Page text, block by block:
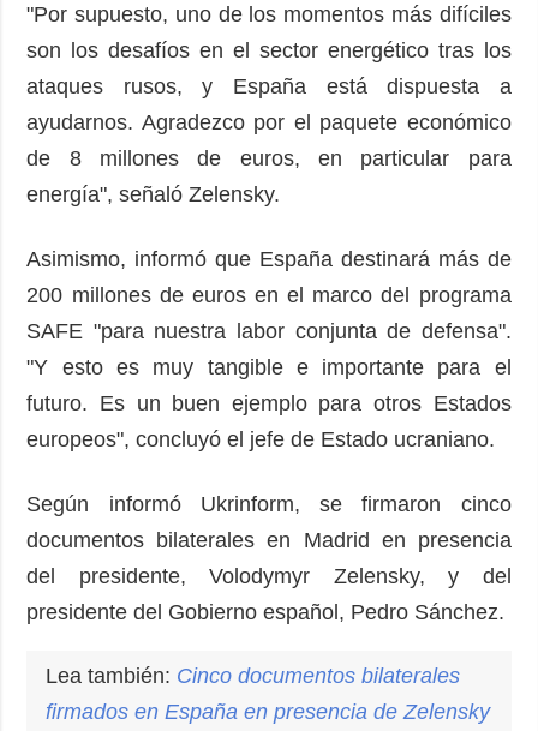
"Por supuesto, uno de los momentos más difíciles
son los desafíos en el sector energético tras los
ataques rusos, y España está dispuesta a
ayudarnos. Agradezco por el paquete económico
de 8 millones de euros, en particular para
energía", señaló Zelensky.
Asimismo, informó que España destinará más de
200 millones de euros en el marco del programa
SAFE "para nuestra labor conjunta de defensa".
"Y esto es muy tangible e importante para el
futuro. Es un buen ejemplo para otros Estados
europeos", concluyó el jefe de Estado ucraniano.
Según informó Ukrinform, se firmaron cinco
documentos bilaterales en Madrid en presencia
del presidente, Volodymyr Zelensky, y del
presidente del Gobierno español, Pedro Sánchez.
Lea también: Cinco documentos bilaterales
firmados en España en presencia de Zelensky